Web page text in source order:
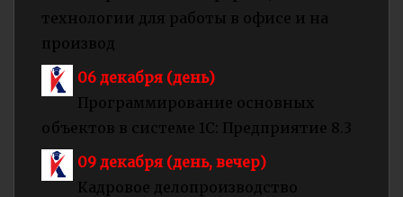
технологии для работы в офисе и на
производ
06 декабря (день)
Программирование основных
объектов в системе 1С: Предприятие 8.3
09 декабря (день, вечер)
Кадровое делопроизводство